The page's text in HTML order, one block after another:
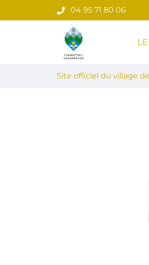
au
04 95 71 80 06
Site officiel du
Site officiel du village